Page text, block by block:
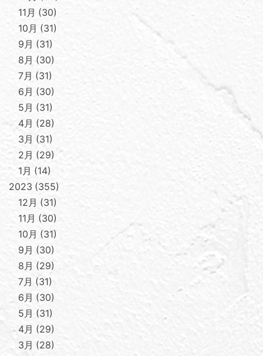
11月
30
10月
31
9月
31
8月
30
7月
31
6月
30
5月
31
4月
28
3月
31
2月
29
1月
14
2023 355
12月
31
11月
30
10月
31
9月
30
8月
29
7月
31
6月
30
5月
31
4月
29
3月
28